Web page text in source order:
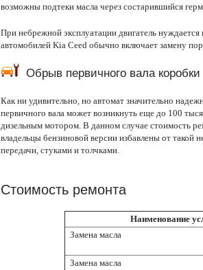
возможны подтеки масла через состарившийся
При небрежной эксплуатации двигатель
автомобилей Kia Ceed обычно включает замену
Обрыв первичного вала коробки
Как ни удивительно, но автомат значительно
первичного вала может возникнуть еще до 100
дизельным мотором. В данном случае стоимость
владельцы бензиновой версии избавлены от
передачи, стуками и толчками.
Стоимость ремонта
Наименование
Замена масла
Замена масла